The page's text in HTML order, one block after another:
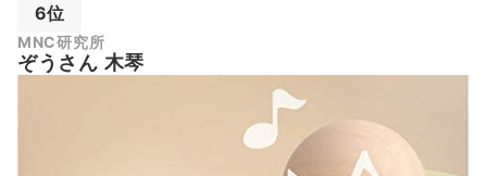
6位
MNC研究所
ぞうさん 木琴